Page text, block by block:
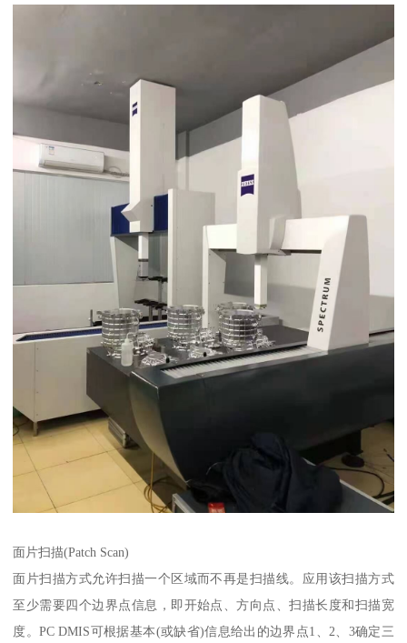
面片扫描(Patch Scan)
面片扫描方式允许扫描一个区域而不再是扫描线。应用该扫描方式
至少需要四个边界点信息，即开始点、方向点、扫描长度和扫描宽
度。PC DMIS可根据基本(或缺省)信息给出的边界点1、2、3确定三